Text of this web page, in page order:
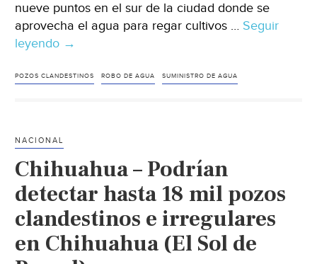
nueve puntos en el sur de la ciudad donde se
aprovecha el agua para regar cultivos … Seguir
leyendo Michoacán
Identifica
de
desvío
de
agua
para
huertas,
en
→
POZOS CLANDESTINOS ROBO DE AGUA SUMINISTRO DE AGUA
NACIONAL
Chihuahua – Podrían
detectar hasta 18 mil pozos
clandestinos e irregulares
en Chihuahua (El Sol de